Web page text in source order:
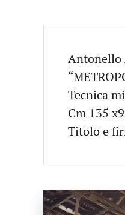
Antonello
Tecnica
Cm 135
Titolo e